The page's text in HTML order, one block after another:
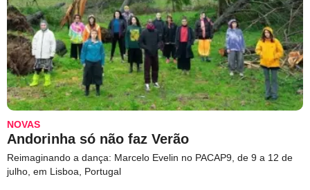
NOVAS
Andorinha só não faz Verão
Reimaginando a dança: Marcelo Evelin no PACAP9, de 9 a 12 de
julho, em Lisboa, Portugal